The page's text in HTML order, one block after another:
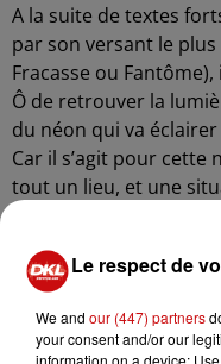
A la suite de textes
par son versant le
Fracasse ou
Ô de retrouver la
du néon qui va
Car il s’agit pour cette
tout un lieu, et une
dans un garage, un
un établi, des outils et
aussi crasseux que
en plein boulot. Au
pont automatisé sur
que l’on révise ou que
Le respect de
We and our (447) partners
your consent and/or our
information on a device;